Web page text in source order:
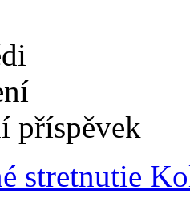
příspěvek
stretnutie